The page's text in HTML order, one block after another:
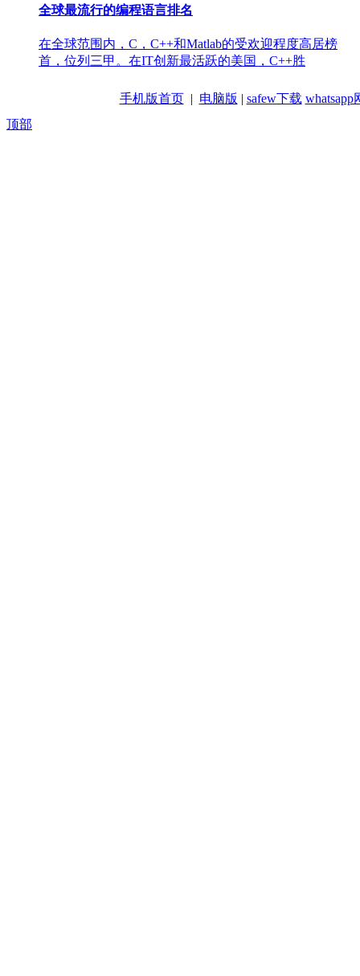
全球最流行的编程语言排名
在全球范围内，C，C++和Matlab的受欢迎程度高居榜
首，位列三甲。在IT创新最活跃的美国，C++胜
手机版首页| 电脑版 | safew下载 whatsapp
顶部